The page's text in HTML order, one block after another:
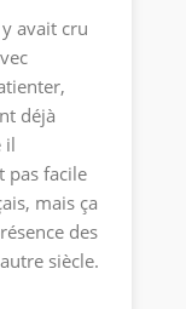
avait cru
déjà
il
pas facile
mais ça
des
siècle.